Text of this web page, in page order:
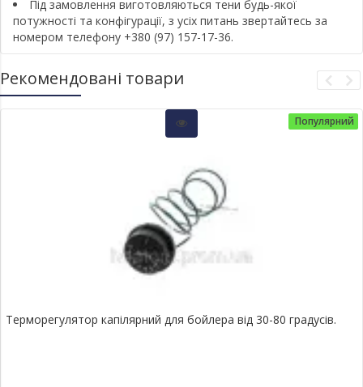
Під замовлення виготовляються тени будь-якої
потужності та конфігурації, з усіх питань звертайтесь за
номером телефону +380 (97) 157-17-36.
Рекомендовані товари
Популярний
Терморегулятор капілярний для бойлера від 30-80 градусів.